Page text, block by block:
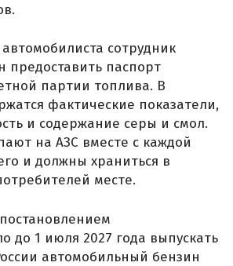
сотрудник
предоставить паспорт
партии топлива. В
фактические показатели,
и содержание серы и смол.
на АЗС вместе с каждой
и должны храниться в
месте.
до 1 июля 2027 года выпускать
автомобильный бензин